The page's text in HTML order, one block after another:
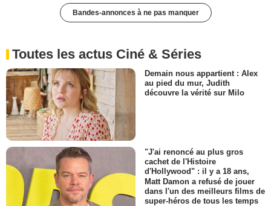
Bandes-annonces à ne pas manquer
Toutes les actus Ciné & Séries
Demain nous appartient : Alex
au pied du mur, Judith
découvre la vérité sur Milo
"J'ai renoncé au plus gros
cachet de l'Histoire
d'Hollywood" : il y a 18 ans,
Matt Damon a refusé de jouer
dans l'un des meilleurs films de
super-héros de tous les temps